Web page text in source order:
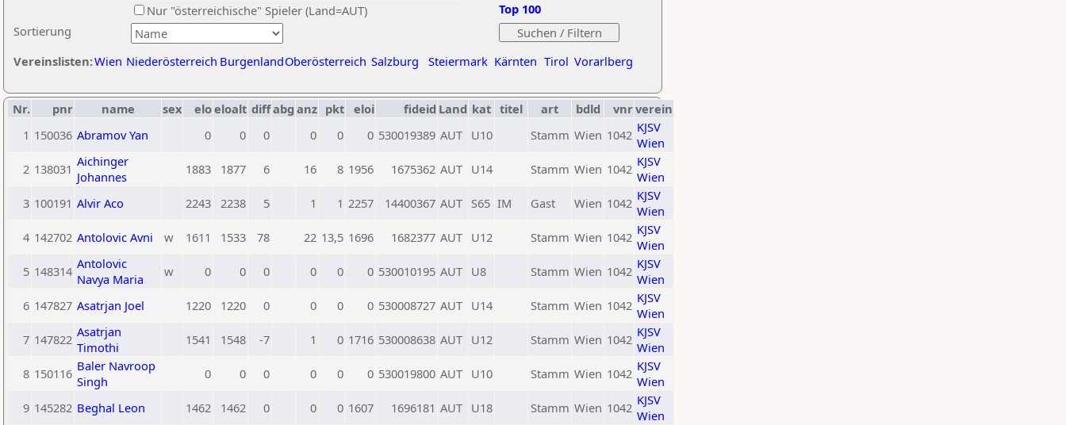
Sortierung
Nur "österreichische" Spieler (Land=AUT)
Vereinslisten:Wien Niederösterreich BurgenlandOberösterreich Salzburg Steiermark Kärnten Tirol Vorarlberg
Top 100
Nr. pnr name sex eloeloalt diffabg anz pkt eloi fideid Land kat titel art bdld vnrverein
1 150036 Abramov Yan 0 0 0 0 0 0 530019389 AUT U10 Stamm Wien 1042 KJSV
Wien
2 138031 Aichinger
Johannes
1883 1877 6 16 8 1956 1675362 AUT U14 Stamm Wien 1042 KJSV
Wien
3 100191 Alvir Aco 2243 2238 5 1 1 2257 14400367 AUT S65 IM Gast Wien 1042 KJSV
Wien
4 142702 Antolovic Avni w 1611 1533 78 22 13,5 1696 1682377 AUT U12 Stamm Wien 1042 KJSV
Wien
5 148314 Antolovic
Navya Maria
w 0 0 0 0 0 0 530010195 AUT U8 Stamm Wien 1042 KJSV
Wien
6 147827 Asatrjan Joel 1220 1220 0 0 0 0 530008727 AUT U14 Stamm Wien 1042 KJSV
Wien
7 147822 Asatrjan
Timothi
1541 1548 -7 1 0 1716 530008638 AUT U12 Stamm Wien 1042 KJSV
Wien
8 150116 Baler Navroop
Singh
0 0 0 0 0 0 530019800 AUT U10 Stamm Wien 1042 KJSV
Wien
9 145282 Beghal Leon 1462 1462 0 0 0 1607 1696181 AUT U18 Stamm Wien 1042 KJSV
Wien